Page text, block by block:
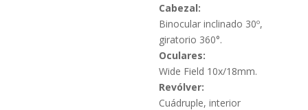
Cabezal:
Binocular inclinado 30º,
giratorio 360°.
Oculares:
Wide Field 10x/18mm.
Revólver:
Cuádruple, interior